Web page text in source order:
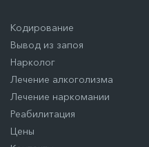
Кодирование
Вывод из запоя
Нарколог
Лечение алкоголизма
Лечение наркомании
Реабилитация
Цены